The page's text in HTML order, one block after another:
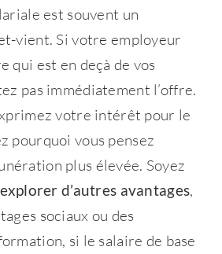
est souvent un
vient. Si votre employeur
qui est en deçà de vos
pas immédiatement l’offre.
votre intérêt pour le
pourquoi vous pensez
plus élevée. Soyez
explorer d’autres avantages,
sociaux ou des
si le salaire de base